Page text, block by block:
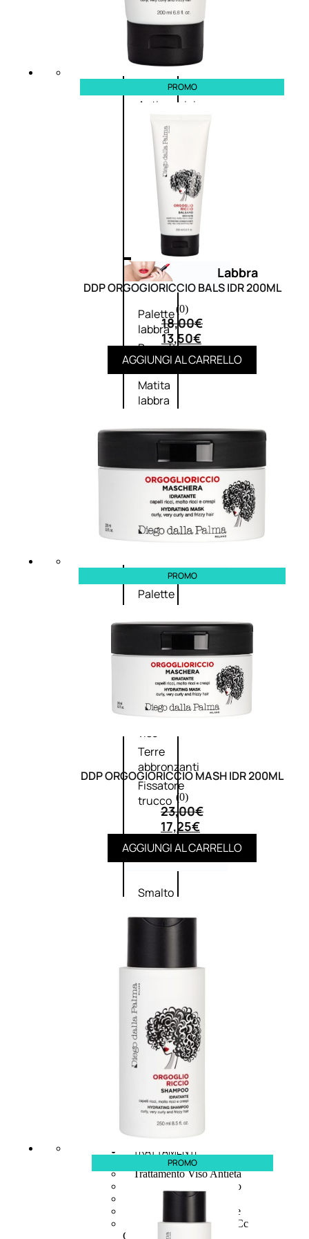
occhi
Eyeliner
Mascara
Matita
Antiocchiaie
e correttori
Matita
sopracciglia
Mascara
sopracciglia
Fissante
sopracciglia
Labbra
Palette
labbra
Rossetto
Gloss
Matita
labbra
Balsamo
BB e
CC
Cream
Palette
Primer
Fondotinta
Cipria
Fard/Blush
Illuminante
viso
Terre
abbronzanti
Fissatore
trucco
Unghie
Smalto
effetti
Trattamenti
unghie
Cofanetti
unghie
TRATTAMENTI
Trattamento Viso Antieta
Trattamento Viso Giorno
Trattamento Viso Notte
Trattamento Viso 24 Ore
Trattamento Viso Bb E Cc
Cream
PROMO
DDP ORGOGIORICCIO BALS IDR 200ML
(0)
18,00€
13,50€
AGGIUNGI AL CARRELLO
PROMO
DDP ORGOGIORICCIO MASH IDR 200ML
(0)
23,00€
17,25€
AGGIUNGI AL CARRELLO
PROMO